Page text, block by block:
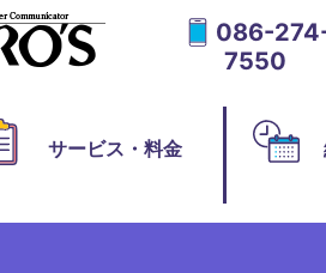
086-
7550
サービス・料金